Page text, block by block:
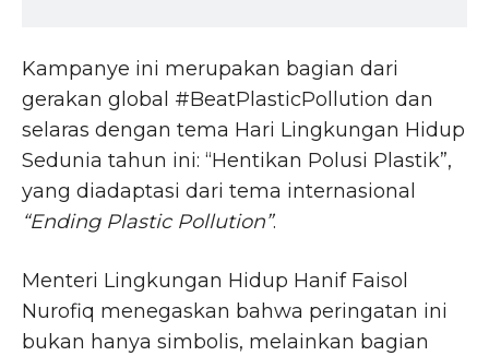
Kampanye ini merupakan bagian dari
gerakan global #BeatPlasticPollution dan
selaras dengan tema Hari Lingkungan Hidup
Sedunia tahun ini: “Hentikan Polusi Plastik”,
yang diadaptasi dari tema internasional
“Ending Plastic Pollution”.
Menteri Lingkungan Hidup Hanif Faisol
Nurofiq menegaskan bahwa peringatan ini
bukan hanya simbolis, melainkan bagian